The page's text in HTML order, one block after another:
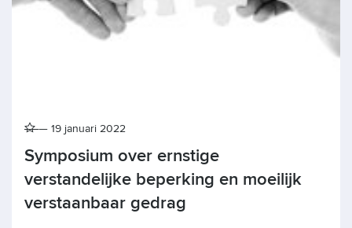
Symposium over ernstige
verstandelijke beperking en moeilijk
verstaanbaar gedrag
19 januari 2022